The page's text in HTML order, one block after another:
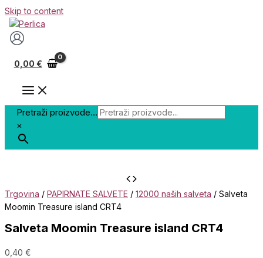
Skip to content
0,00 €
Pretraži proizvode...
×
Trgovina / PAPIRNATE SALVETE / 12000 naših salveta / Salveta
Moomin Treasure island CRT4
Salveta Moomin Treasure island CRT4
0,40 €